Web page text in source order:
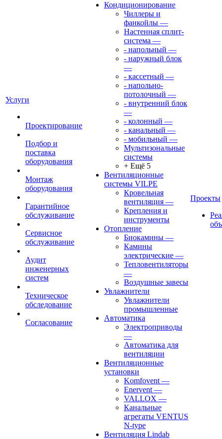
Услуги
Проектирование
Подбор и
поставка
оборудования
Монтаж
оборудования
Гарантийное
обслуживание
Сервисное
обслуживание
Аудит
инженерных
систем
Техническое
обследование
Согласование
Кондиционирование
Чиллеры и
фанкойлы —
Настенная сплит-
система —
- напольный —
- наружный блок
—
- кассетный —
- напольно-
потолочный —
- внутренний блок
—
- колонный —
- канальный —
- мобильный —
Мультизональные
системы
+ Ещё 5
Вентиляционные
системы VILPE
Кровельная
вентиляция —
Крепления и
инструменты
Отопление
Биокамины —
Камины
электрические —
Тепловентиляторы
—
Воздушные завесы
Увлажнители
Увлажнители
промышленные
Автоматика
Электроприводы
—
Автоматика для
вентиляции
Вентиляционные
установки
Komfovent —
Enervent —
VALLOX —
Канальные
агрегаты VENTUS
N-type
Вентиляция Lindab
Проекты